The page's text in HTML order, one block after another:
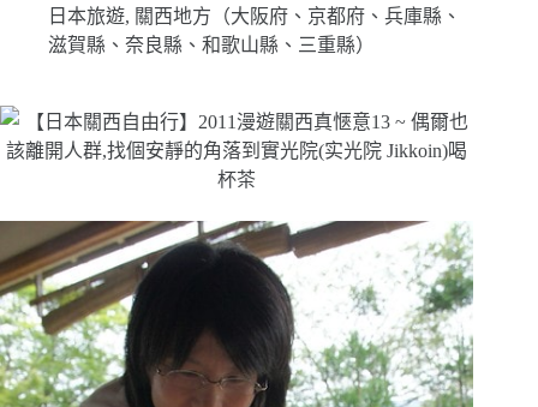
日本旅遊, 關西地方（大阪府、京都府、兵庫縣、
滋賀縣、奈良縣、和歌山縣、三重縣）